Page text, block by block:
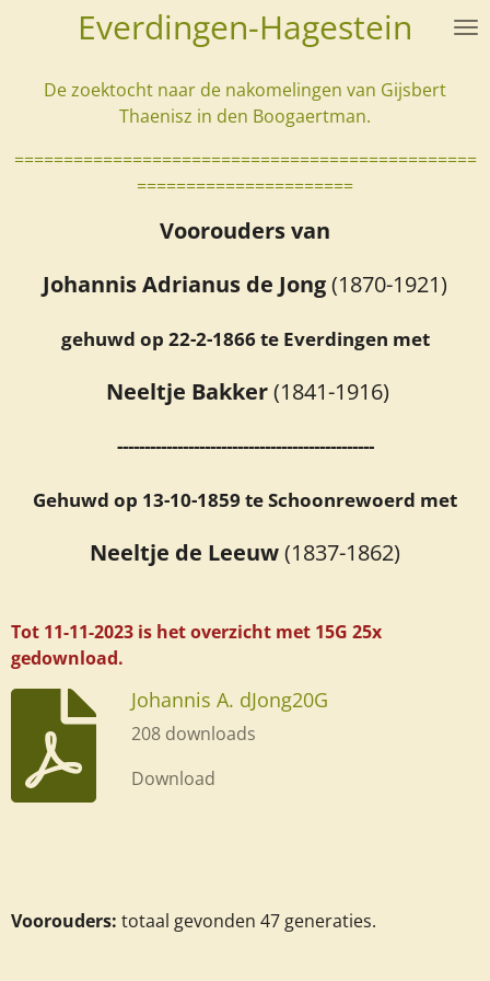
Everdingen-Hagestein
De zoektocht naar de nakomelingen van Gijsbert
Thaenisz in den Boogaertman.
===============================================
======================
Voorouders van
Johannis Adrianus de Jong(1870-1921)
gehuwd op 22-2-1866 te Everdingen met
Neeltje Bakker(1841-1916)
-----------------------------------------------
Gehuwd op 13-10-1859 te Schoonrewoerd met
Neeltje de Leeuw(1837-1862)
Tot 11-11-2023 is het overzicht met 15G 25x
gedownload.
Johannis A. dJong20G
208 downloads
Download
Voorouders: totaal gevonden 47 generaties.